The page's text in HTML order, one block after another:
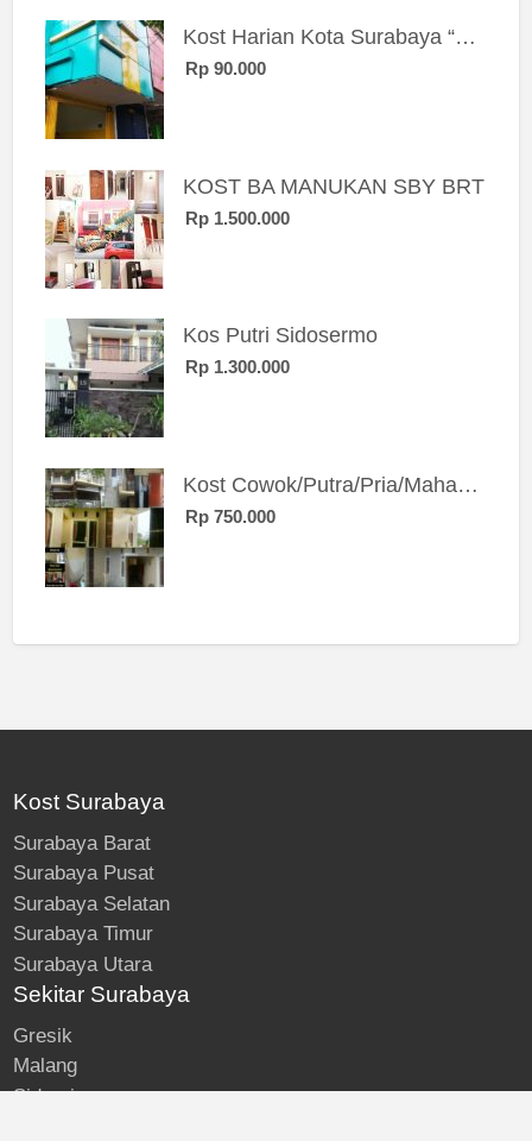
Kost Harian Kota Surabaya “Sierra Kost”
Rp 90.000
KOST BA MANUKAN SBY BRT
Rp 1.500.000
Kos Putri Sidosermo
Rp 1.300.000
Kost Cowok/Putra/Pria/Mahasiswa/Karyawan SIngle eksklusif bangunan baru
Rp 750.000
Kost Surabaya
Surabaya Barat
Surabaya Pusat
Surabaya Selatan
Surabaya Timur
Surabaya Utara
Sekitar Surabaya
Gresik
Malang
Sidoarjo